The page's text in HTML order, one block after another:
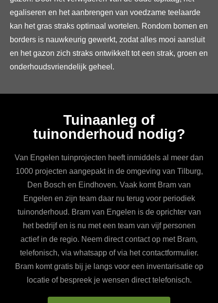
egaliseren en het aanbrengen van voedzame teelaarde
kan het gras straks optimaal wortelen. Rondom bomen en
borders is nauwkeurig gewerkt, zodat alles mooi aansluit
en het gazon zich straks ontwikkelt tot een strak, groen en
onderhoudsvriendelijk geheel.
Tuinaanleg of
tuinonderhoud nodig?
Van Engelen tuinprojecten heeft inmiddels al meer dan
1000 projecten aangepakt in de omgeving van Tilburg,
Den Bosch en Eindhoven. Vaak komt Bram van
Engelen en zijn team daar nu terug voor periodiek
tuinonderhoud. Bram van Engelen is de oprichter van
het bedrijf en is nu met een team van vijf personen
actief in de regio. Neem direct contact op met Bram,
telefonisch, via whatsapp of via het contactformulier.
Bram komt gratis bij je langs voor een inventarisatie op
locatie of bespreek je wensen direct telefonisch.